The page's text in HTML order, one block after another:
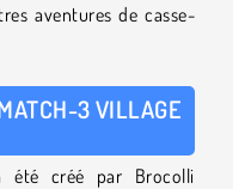
aventures de casse-
3 VILLAGE
été créé par Brocolli